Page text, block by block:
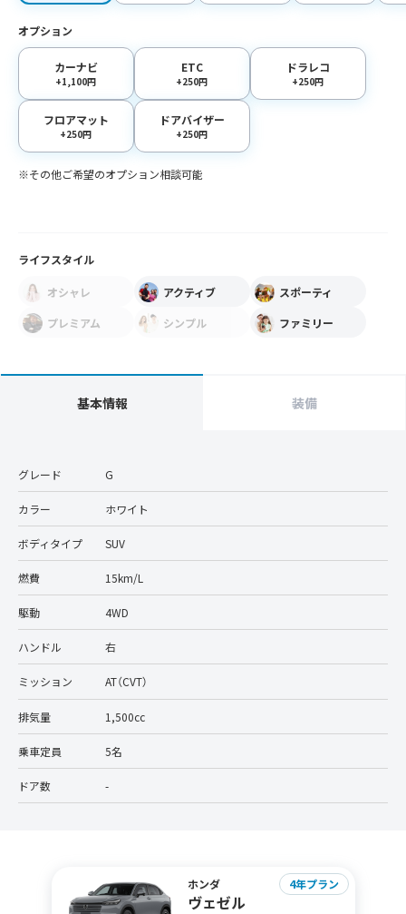
オプション
カーナビ
+1,100円
ETC
+250円
ドラレコ
+250円
フロアマット
+250円
ドアバイザー
+250円
※その他ご希望のオプション相談可能
ライフスタイル
オシャレ アクティブ
スポーティ
プレミアム
シンプル ファミリー
基本情報 装備
グレード G
カラー ホワイト
ボディタイプ SUV
燃費 15km/L
駆動 4WD
ハンドル 右
ミッション AT（CVT）
排気量 1,500cc
乗車定員 5名
ドア数 -
ホンダ
ヴェゼル
4年プラン